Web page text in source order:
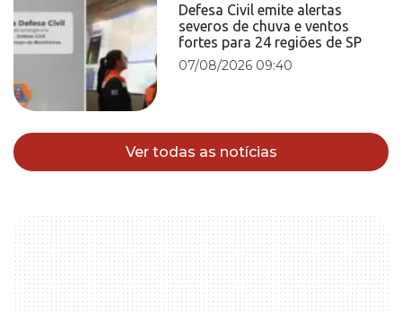
Defesa Civil emite alertas
severos de chuva e ventos
fortes para 24 regiões de SP
07/08/2026 09:40
Ver todas as notícias